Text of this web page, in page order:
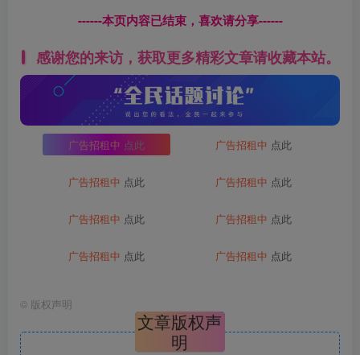
------本页内容已结束，喜欢请分享------
感谢您的来访，获取更多精彩文章请收藏本站。
广告招租中 点此 广告招租中 点此
广告招租中 点此 广告招租中 点此
广告招租中 点此 广告招租中 点此
广告招租中 点此 广告招租中 点此
© 版权声明
文章版权声
明